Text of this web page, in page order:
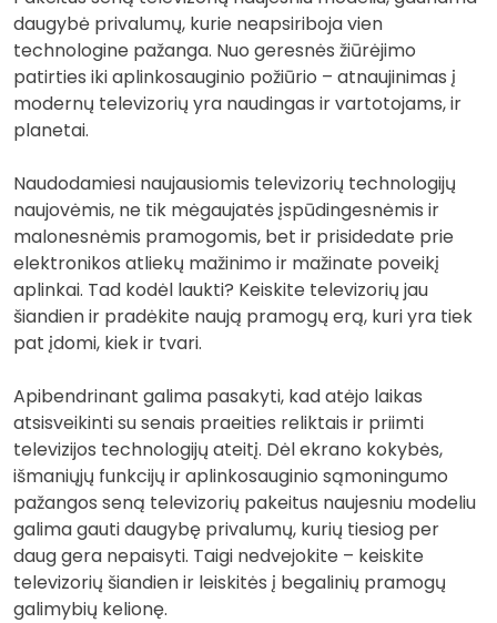
daugybė privalumų, kurie neapsiriboja vien
technologine pažanga. Nuo geresnės žiūrėjimo
patirties iki aplinkosauginio požiūrio – atnaujinimas į
modernų televizorių yra naudingas ir vartotojams, ir
planetai.
Naudodamiesi naujausiomis televizorių technologijų
naujovėmis, ne tik mėgaujatės įspūdingesnėmis ir
malonesnėmis pramogomis, bet ir prisidedate prie
elektronikos atliekų mažinimo ir mažinate poveikį
aplinkai. Tad kodėl laukti? Keiskite televizorių jau
šiandien ir pradėkite naują pramogų erą, kuri yra tiek
pat įdomi, kiek ir tvari.
Apibendrinant galima pasakyti, kad atėjo laikas
atsisveikinti su senais praeities reliktais ir priimti
televizijos technologijų ateitį. Dėl ekrano kokybės,
išmaniųjų funkcijų ir aplinkosauginio sąmoningumo
pažangos seną televizorių pakeitus naujesniu modeliu
galima gauti daugybę privalumų, kurių tiesiog per
daug gera nepaisyti. Taigi nedvejokite – keiskite
televizorių šiandien ir leiskitės į begalinių pramogų
galimybių kelionę.